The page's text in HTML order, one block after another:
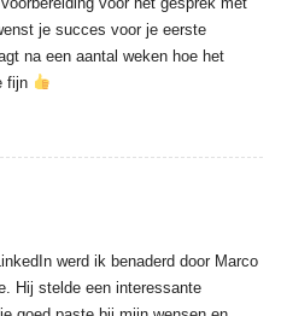
je succes voor je eerste
na een aantal weken hoe het
fijn
werd ik benaderd door Marco
Hij stelde een interessante